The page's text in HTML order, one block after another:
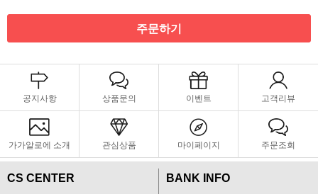
주문하기
공지사항 상품문의 이벤트 고객리뷰
가가알로에 소개 관심상품 마이페이지 주문조회
CS CENTER
BANK INFO